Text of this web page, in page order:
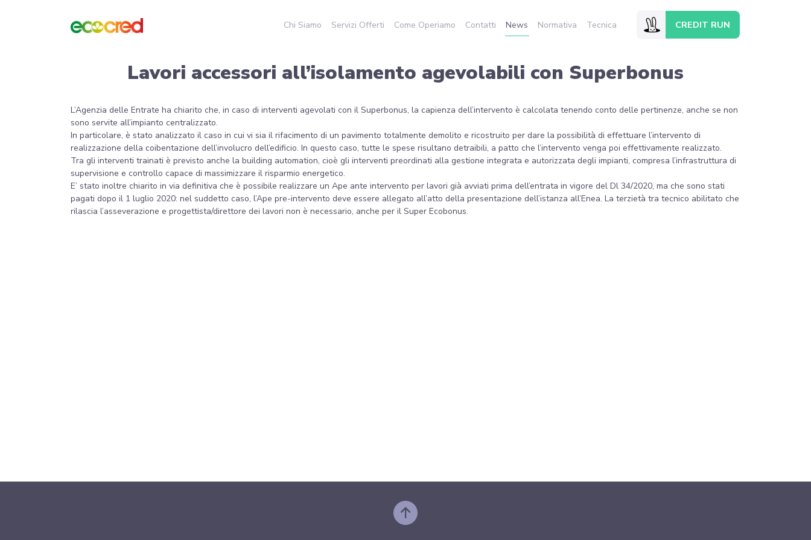
Chi Siamo Servizi Offerti Come Operiamo Contatti News Normativa Tecnica CREDIT RUN
Lavori accessori all’isolamento agevolabili con Superbonus
L’Agenzia delle Entrate ha chiarito che, in caso di interventi agevolati con il Superbonus, la capienza dell’intervento è calcolata tenendo conto delle pertinenze, anche se non
sono servite all’impianto centralizzato.
In particolare, è stato analizzato il caso in cui vi sia il rifacimento di un pavimento totalmente demolito e ricostruito per dare la possibilità di effettuare l’intervento di
realizzazione della coibentazione dell’involucro dell’edificio. In questo caso, tutte le spese risultano detraibili, a patto che l’intervento venga poi effettivamente realizzato.
Tra gli interventi trainati è previsto anche la building automation, cioè gli interventi preordinati alla gestione integrata e autorizzata degli impianti, compresa l’infrastruttura di
supervisione e controllo capace di massimizzare il risparmio energetico.
E’ stato inoltre chiarito in via definitiva che è possibile realizzare un Ape ante intervento per lavori già avviati prima dell’entrata in vigore del Dl 34/2020, ma che sono stati
pagati dopo il 1 luglio 2020: nel suddetto caso, l’Ape pre-intervento deve essere allegato all’atto della presentazione dell’istanza all’Enea. La terzietà tra tecnico abilitato che
rilascia l’asseverazione e progettista/direttore dei lavori non è necessario, anche per il Super Ecobonus.